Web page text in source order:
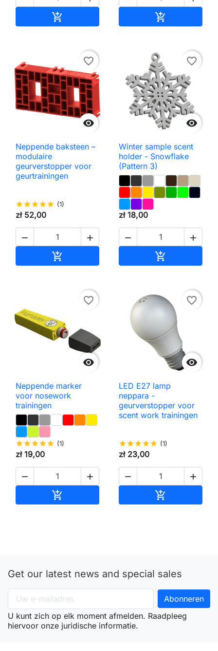
 Toevoegen aan winkelwagen


favorite_border
Neppende baksteen –
modulaire
geurverstopper voor
geurtrainingen
starstarstarstarstar (1)
zł 52,00
 
 Toevoegen aan winkelwagen

favorite_border
Winter sample scent
holder - Snowflake
(Pattern 3)
zł 18,00
 


favorite_border
Neppende marker
voor nosework
trainingen
starstarstarstarstar (1)
zł 19,00
 
 Toevoegen aan winkelwagen

favorite_border
LED E27 lamp
neppara -
geurverstopper voor
scent work trainingen
starstarstarstarstar (1)
zł 23,00
 

Get our latest news and special sales
U kunt zich op elk moment afmelden. Raadpleeg
hiervoor onze juridische informatie.